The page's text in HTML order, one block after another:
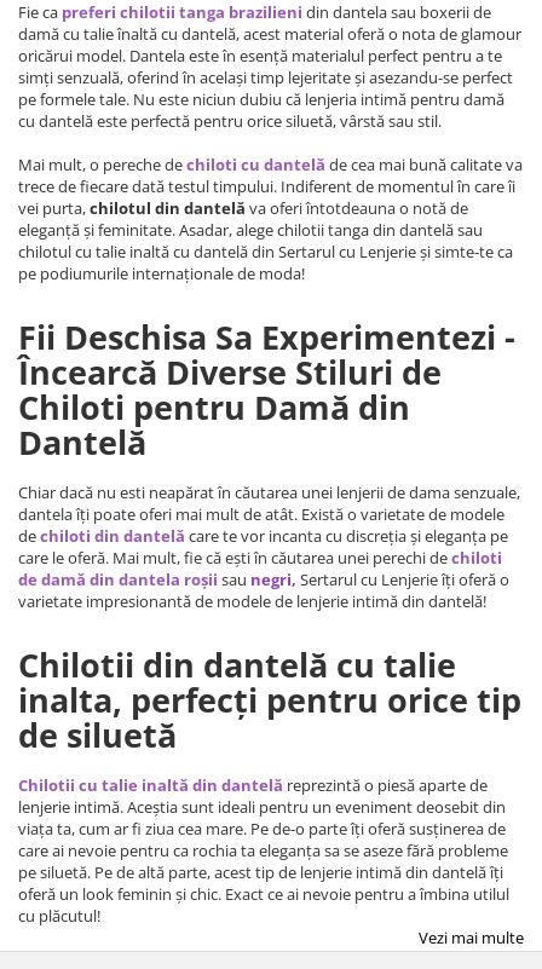
Fie ca preferi chilotii tanga brazilieni din dantela sau boxerii de
damă cu talie înaltă cu dantelă, acest material oferă o nota de glamour
oricărui model. Dantela este în esență materialul perfect pentru a te
simți senzuală, oferind în același timp lejeritate și asezandu-se perfect
pe formele tale. Nu este niciun dubiu că lenjeria intimă pentru damă
cu dantelă este perfectă pentru orice siluetă, vârstă sau stil.
Mai mult, o pereche dechiloti cu dantelă de cea mai bună calitate va
trece de fiecare dată testul timpului. Indiferent de momentul în care îi
vei purta,chilotul din dantelă va oferi întotdeauna o notă de
eleganță și feminitate. Asadar, alege chilotii tanga din dantelă sau
chilotul cu talie inaltă cu dantelă din Sertarul cu Lenjerie și simte-te ca
pe podiumurile internaționale de moda!
Fii Deschisa Sa Experimentezi -
Încearcă Diverse Stiluri de
Chiloti pentru Damă din
Dantelă
Chiar dacă nu esti neapărat în căutarea unei lenjerii de dama senzuale,
dantela îți poate oferi mai mult de atât. Există o varietate de modele
dechiloti din dantelă care te vor incanta cu discreția și eleganța pe
care le oferă. Mai mult, fie că ești în căutarea unei perechi dechiloti
de damă din dantela roșii sau negri, Sertarul cu Lenjerie îți oferă o
varietate impresionantă de modele de lenjerie intimă din dantelă!
Chilotii din dantelă cu talie
inalta, perfecți pentru orice tip
de siluetă
Chilotii cu talie inaltă din dantelă reprezintă o piesă aparte de
lenjerie intimă. Aceștia sunt ideali pentru un eveniment deosebit din
viața ta, cum ar fi ziua cea mare. Pe de-o parte îți oferă susținerea de
care ai nevoie pentru ca rochia ta eleganța sa se aseze fără probleme
pe siluetă. Pe de altă parte, acest tip de lenjerie intimă din dantelă îți
oferă un look feminin și chic. Exact ce ai nevoie pentru a îmbina utilul
cu plăcutul!
Vezi mai multe